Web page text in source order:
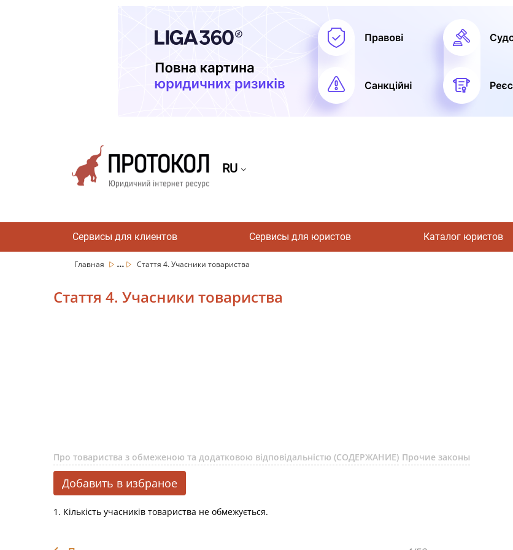
RU
Сервисы для клиентов Сервисы для юристов Каталог юристов
Главная ... Стаття 4. Учасники товариства
Стаття 4. Учасники товариства
Про товариства з обмеженою та додатковою відповідальністю (СОДЕРЖАНИЕ) Прочие законы
Добавить в избраное
1. Кількість учасників товариства не обмежується.